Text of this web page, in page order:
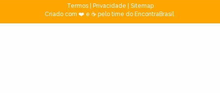
Termos| Privacidade
Sitemap
Criado com ❤️ e ☕ pelo time do EncontraBrasil